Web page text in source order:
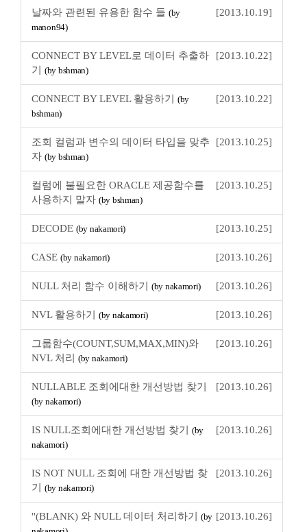
[2013.10.19]
날짜와 관련된 유용한 함수 들 (by
manon94)
[2013.10.22]
CONNECT BY LEVEL로 데이터 추출하
기 (by bshman)
[2013.10.22]
CONNECT BY LEVEL 활용하기 (by
bshman)
[2013.10.25]
조회 컬럼과 변수의 데이터 타입을 맞추
자 (by bshman)
[2013.10.25]
컬럼에 불필요한 ORACLE 제공함수를
사용하지 말자 (by bshman)
[2013.10.25]
DECODE (by nakamori)
[2013.10.26]
CASE (by nakamori)
[2013.10.26]
NULL 처리 함수 이해하기 (by nakamori)
[2013.10.26]
NVL 활용하기 (by nakamori)
[2013.10.26]
그룹함수(COUNT,SUM,MAX,MIN)와
NVL 처리 (by nakamori)
[2013.10.26]
NULLABLE 조회에대한 개선방법 찾기
(by nakamori)
[2013.10.26]
IS NULL조회에대한 개선방법 찾기 (by
nakamori)
[2013.10.26]
IS NOT NULL 조회에 대한 개선방법 찾
기 (by nakamori)
[2013.10.26]
''(BLANK) 와 NULL 데이터 처리하기 (by